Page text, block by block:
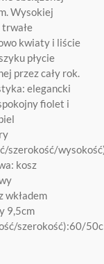
Wysokiej
trwałe
kwiaty i liście
płycie
przez cały rok.
elegancki
fiolet i
szerokość/
kosz
wkładem
9,5cm
szerokość):60/